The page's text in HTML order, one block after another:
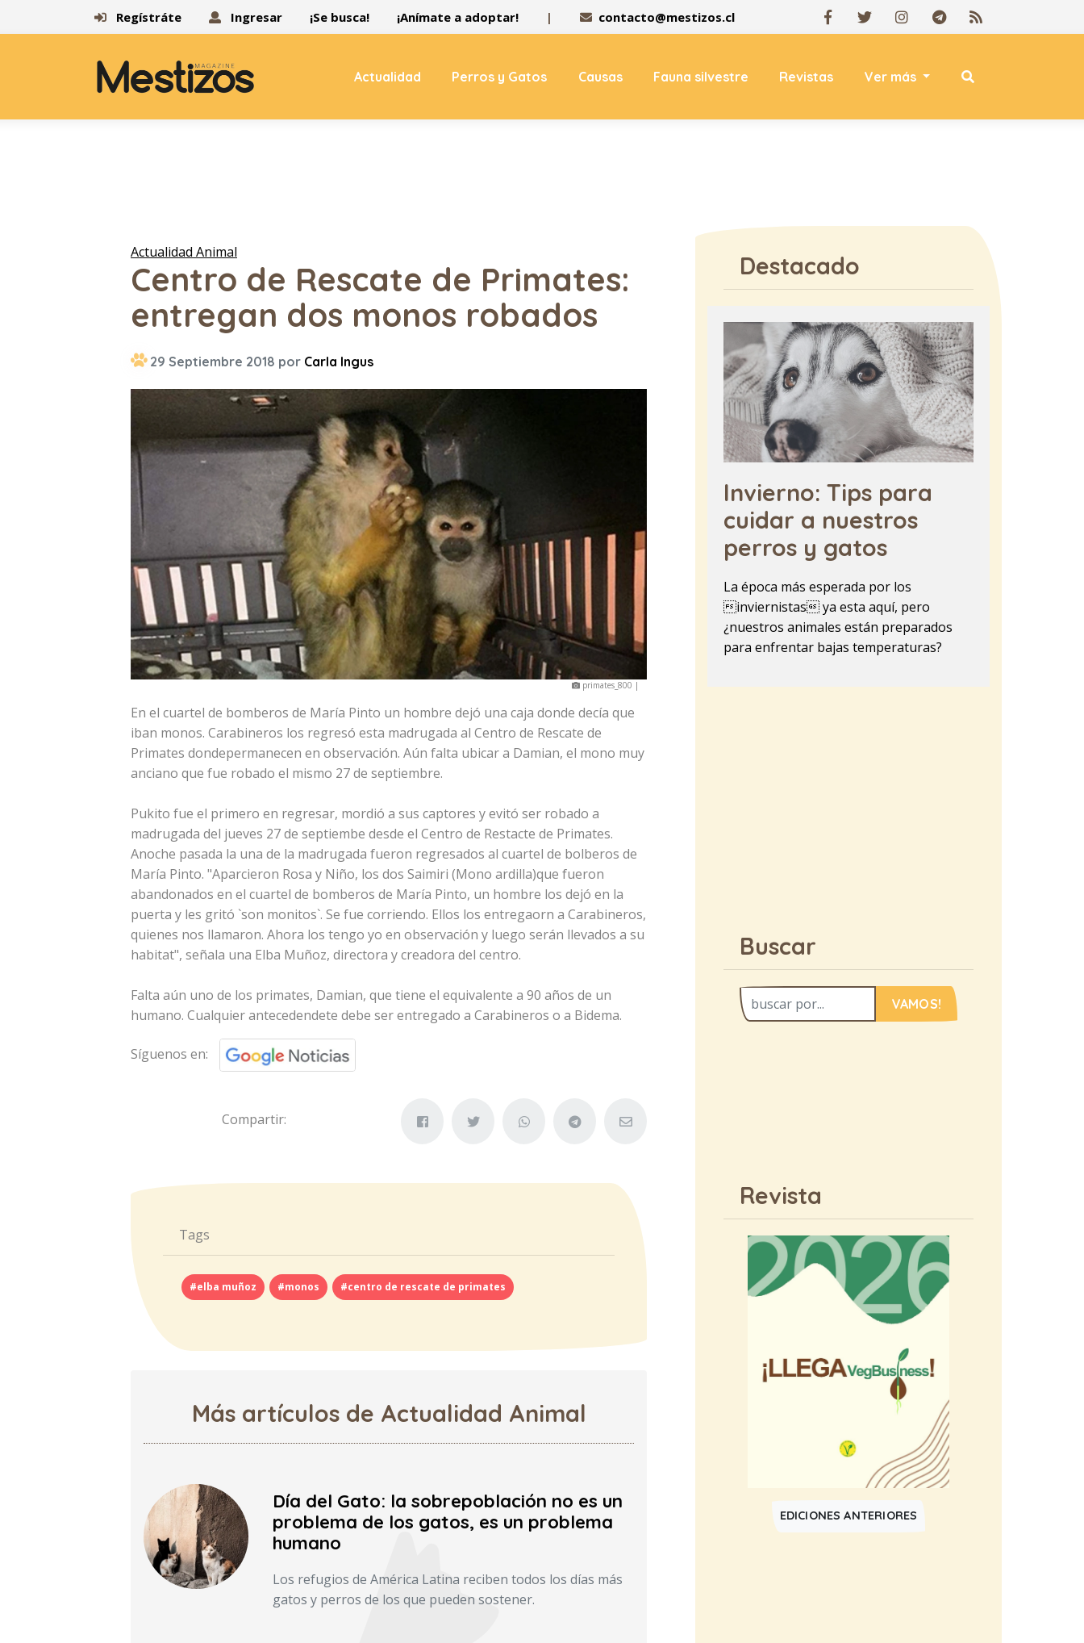
Regístráte Ingresar ¡Se busca! ¡Anímate a adoptar! | contacto@mestizos.cl
Actualidad Perros y Gatos Causas Fauna silvestre Revistas Ver más
Actualidad Animal
Centro de Rescate de Primates:
entregan dos monos robados
29 Septiembre 2018 por Carla Ingus
primates_800 |
En el cuartel de bomberos de María Pinto un hombre dejó una caja donde decía que
iban monos. Carabineros los regresó esta madrugada al Centro de Rescate de
Primates dondepermanecen en observación. Aún falta ubicar a Damian, el mono muy
anciano que fue robado el mismo 27 de septiembre.
Pukito fue el primero en regresar, mordió a sus captores y evitó ser robado a
madrugada del jueves 27 de septiembe desde el Centro de Restacte de Primates.
Anoche pasada la una de la madrugada fueron regresados al cuartel de bolberos de
María Pinto. "Aparcieron Rosa y Niño, los dos Saimiri (Mono ardilla)que fueron
abandonados en el cuartel de bomberos de María Pinto, un hombre los dejó en la
puerta y les gritó `son monitos`. Se fue corriendo. Ellos los entregaorn a Carabineros,
quienes nos llamaron. Ahora los tengo yo en observación y luego serán llevados a su
habitat", señala una Elba Muñoz, directora y creadora del centro.
Falta aún uno de los primates, Damian, que tiene el equivalente a 90 años de un
humano. Cualquier antecedendete debe ser entregado a Carabineros o a Bidema.
Síguenos en:
Compartir:
Tags
#elba muñoz #monos #centro de rescate de primates
Más artículos de Actualidad Animal
Día del Gato: la sobrepoblación no es un
problema de los gatos, es un problema
humano
Los refugios de América Latina reciben todos los días más
gatos y perros de los que pueden sostener.
Destacado
Invierno: Tips para
cuidar a nuestros
perros y gatos
La época más esperada por los
inviernistas ya esta aquí, pero
¿nuestros animales están preparados
para enfrentar bajas temperaturas?
Buscar
VAMOS!
Revista
EDICIONES ANTERIORES